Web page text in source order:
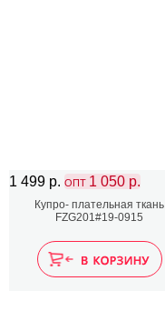
1 499 р. ОПТ 1 050 р.
Купро- плательная ткань
FZG201#19-0915